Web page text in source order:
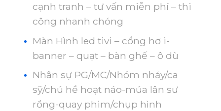
cạnh tranh – tư vấn miễn phí – thi
công nhanh chóng
Màn Hình led tivi – cổng hơ i-
banner – quạt – bàn ghế – ô dù
Nhân sự PG/MC/Nhóm nhảy/ca
sỹ/chú hề hoạt náo-múa lân sư
rồng-quay phim/chụp hình